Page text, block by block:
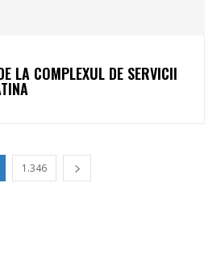
LA COMPLEXUL DE SERVICII
1.346